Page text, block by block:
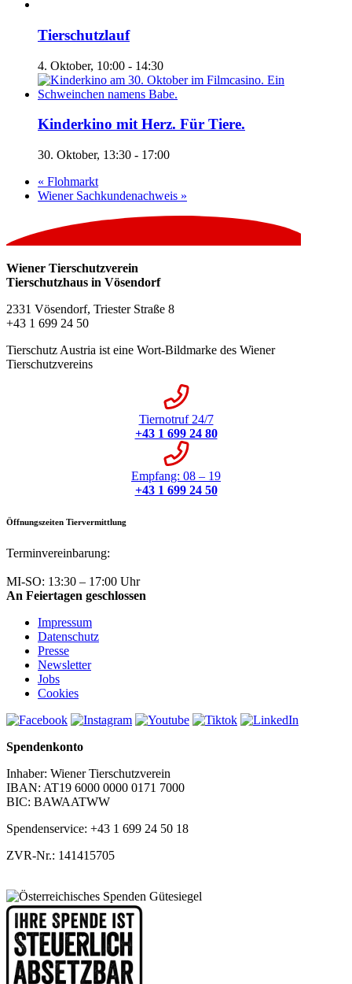
Tierschutzlauf
4. Oktober, 10:00 - 14:30
Kinderkino mit Herz. Für Tiere.
30. Oktober, 13:30 - 17:00
« Flohmarkt
Wiener Sachkundenachweis »
Wiener Tierschutzverein
Tierschutzhaus in Vösendorf
2331 Vösendorf, Triester Straße 8
+43 1 699 24 50
Tierschutz Austria ist eine Wort-Bildmarke des Wiener
Tierschutzvereins
Tiernotruf 24/7
+43 1 699 24 80
Empfang: 08 – 19
+43 1 699 24 50
Öffnungszeiten Tiervermittlung
Terminvereinbarung:
MI-SO: 13:30 – 17:00 Uhr
An Feiertagen geschlossen
Impressum
Datenschutz
Presse
Newsletter
Jobs
Cookies
Spendenkonto
Inhaber: Wiener Tierschutzverein
IBAN: AT19 6000 0000 0171 7000
BIC: BAWAATWW
Spendenservice: +43 1 699 24 50 18
ZVR-Nr.: 141415705